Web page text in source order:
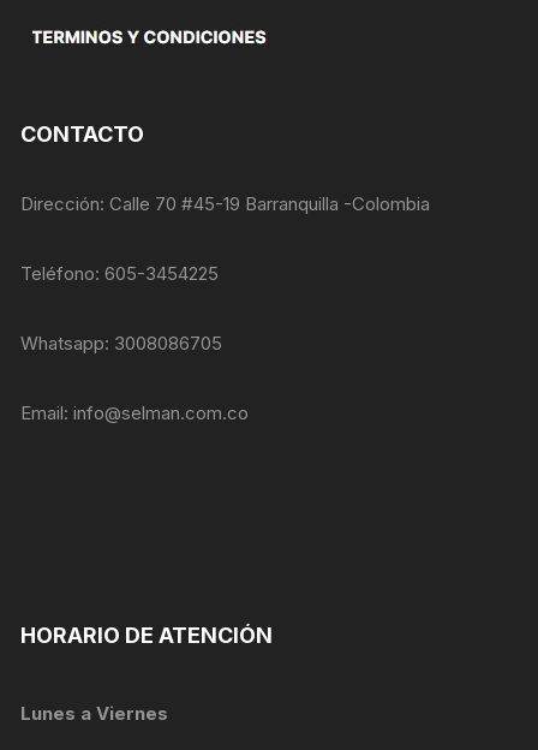
CONTACTO
Dirección: Calle 70 #45-19 Barranquilla -Colombia
Teléfono: 605-3454225
Whatsapp: 3008086705
Email:info@selman.com.co
HORARIO DE ATENCIÓN
Lunes a Viernes